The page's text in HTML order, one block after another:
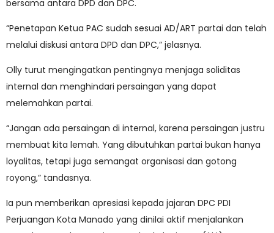
bersama antara DPD dan DPC.
“Penetapan Ketua PAC sudah sesuai AD/ART partai dan telah
melalui diskusi antara DPD dan DPC,” jelasnya.
Olly turut mengingatkan pentingnya menjaga soliditas
internal dan menghindari persaingan yang dapat
melemahkan partai.
“Jangan ada persaingan di internal, karena persaingan justru
membuat kita lemah. Yang dibutuhkan partai bukan hanya
loyalitas, tetapi juga semangat organisasi dan gotong
royong,” tandasnya.
Ia pun memberikan apresiasi kepada jajaran DPC PDI
Perjuangan Kota Manado yang dinilai aktif menjalankan